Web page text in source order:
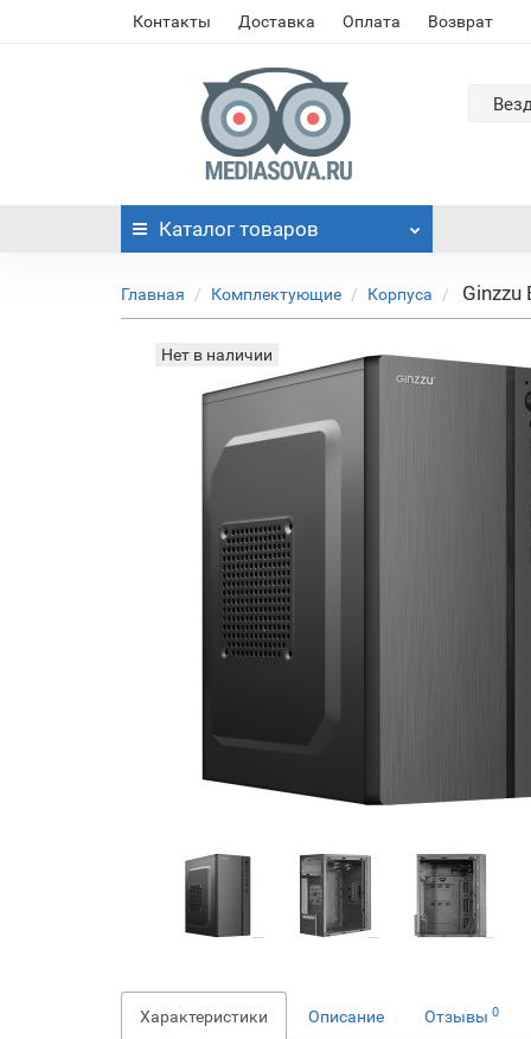
Контакты Доставка Оплата Возврат
Каталог товаров
Главная Комплектующие Корпуса Ginzzu
Нет в наличии
Характеристики Описание Отзывы 0